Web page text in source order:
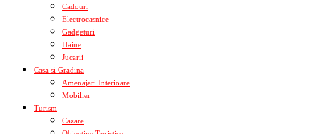
Cadouri
Electrocasnice
Gadgeturi
Haine
Jucarii
Casa si Gradina
Amenajari Interioare
Mobilier
Turism
Cazare